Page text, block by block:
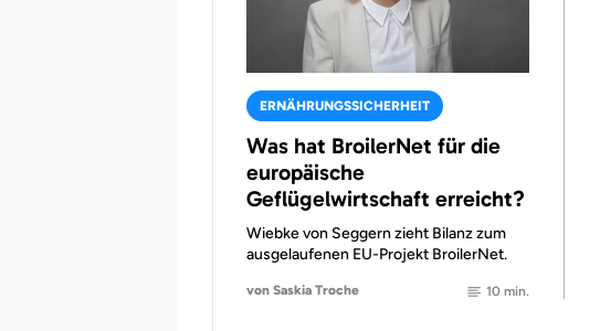
ERNÄHRUNGSSICHERHEIT
Was hat BroilerNet für die
europäische
Geflügelwirtschaft erreicht?
Wiebke von Seggern zieht Bilanz zum
ausgelaufenen EU-Projekt BroilerNet.
von Saskia Troche 10 min.